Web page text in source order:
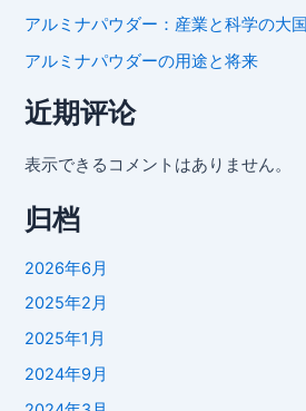
アルミナパウダー：産業と科学の大国
アルミナパウダーの用途と将来
近期评论
表示できるコメントはありません。
归档
2026年6月
2025年2月
2025年1月
2024年9月